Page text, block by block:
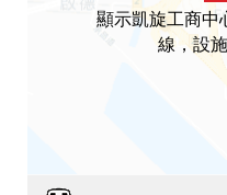
顯示凱旋工商中
線，設